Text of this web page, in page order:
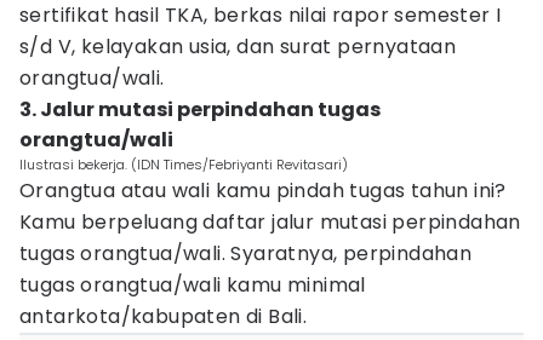
sertifikat hasil TKA, berkas nilai rapor semester I
s/d V, kelayakan usia, dan surat pernyataan
orangtua/wali.
3. Jalur mutasi perpindahan tugas
orangtua/wali
Ilustrasi bekerja. (IDN Times/Febriyanti Revitasari)
Orangtua atau wali kamu pindah tugas tahun ini?
Kamu berpeluang daftar jalur mutasi perpindahan
tugas orangtua/wali. Syaratnya, perpindahan
tugas orangtua/wali kamu minimal
antarkota/kabupaten di Bali.